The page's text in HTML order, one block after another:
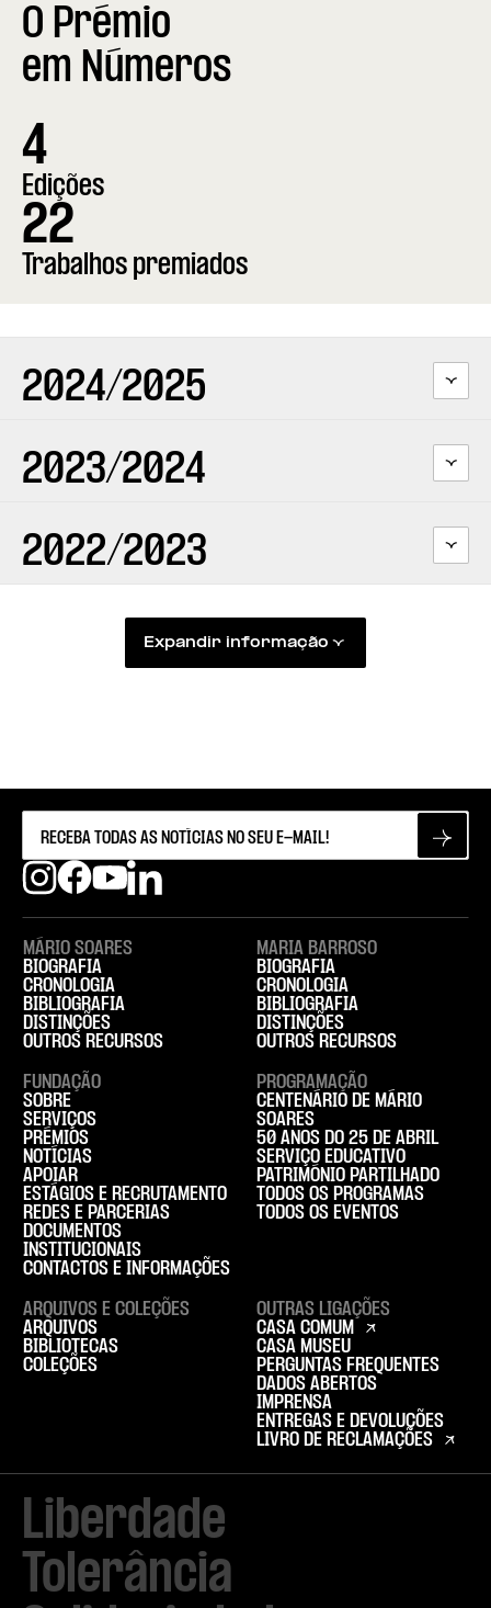
O Prémio
em Números
4
Edições
22
Trabalhos premiados
2024/2025
2023/2024
2022/2023
Expandir informação
Liberdade
Tolerância
MÁRIO SOARES
BIOGRAFIA
CRONOLOGIA
BIBLIOGRAFIA
DISTINÇÕES
OUTROS RECURSOS
MARIA BARROSO
BIOGRAFIA
CRONOLOGIA
BIBLIOGRAFIA
DISTINÇÕES
OUTROS RECURSOS
FUNDAÇÃO
SOBRE
SERVIÇOS
PRÉMIOS
NOTÍCIAS
APOIAR
ESTÁGIOS E RECRUTAMENTO
REDES E PARCERIAS
DOCUMENTOS
INSTITUCIONAIS
CONTACTOS E INFORMAÇÕES
PROGRAMAÇÃO
CENTENÁRIO DE MÁRIO
SOARES
50 ANOS DO 25 DE ABRIL
SERVIÇO EDUCATIVO
PATRIMÓNIO PARTILHADO
TODOS OS PROGRAMAS
TODOS OS EVENTOS
ARQUIVOS E COLEÇÕES
ARQUIVOS
BIBLIOTECAS
COLEÇÕES
OUTRAS LIGAÇÕES
CASA COMUM
CASA MUSEU
PERGUNTAS FREQUENTES
DADOS ABERTOS
IMPRENSA
ENTREGAS E DEVOLUÇÕES
LIVRO DE RECLAMAÇÕES